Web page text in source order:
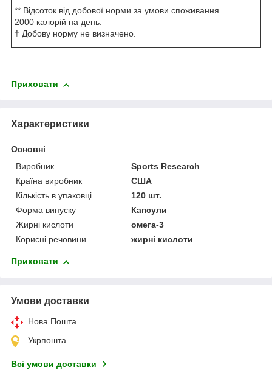
** Відсоток від добової норми за умови споживання
2000 калорій на день.
† Добову норму не визначено.
Приховати
Характеристики
Основні
Виробник
Sports Research
Країна виробник
США
Кількість в упаковці
120 шт.
Форма випуску
Капсули
Жирні кислоти
омега-3
Корисні речовини
жирні кислоти
Приховати
Умови доставки
Нова Пошта
Укрпошта
Всі умови доставки